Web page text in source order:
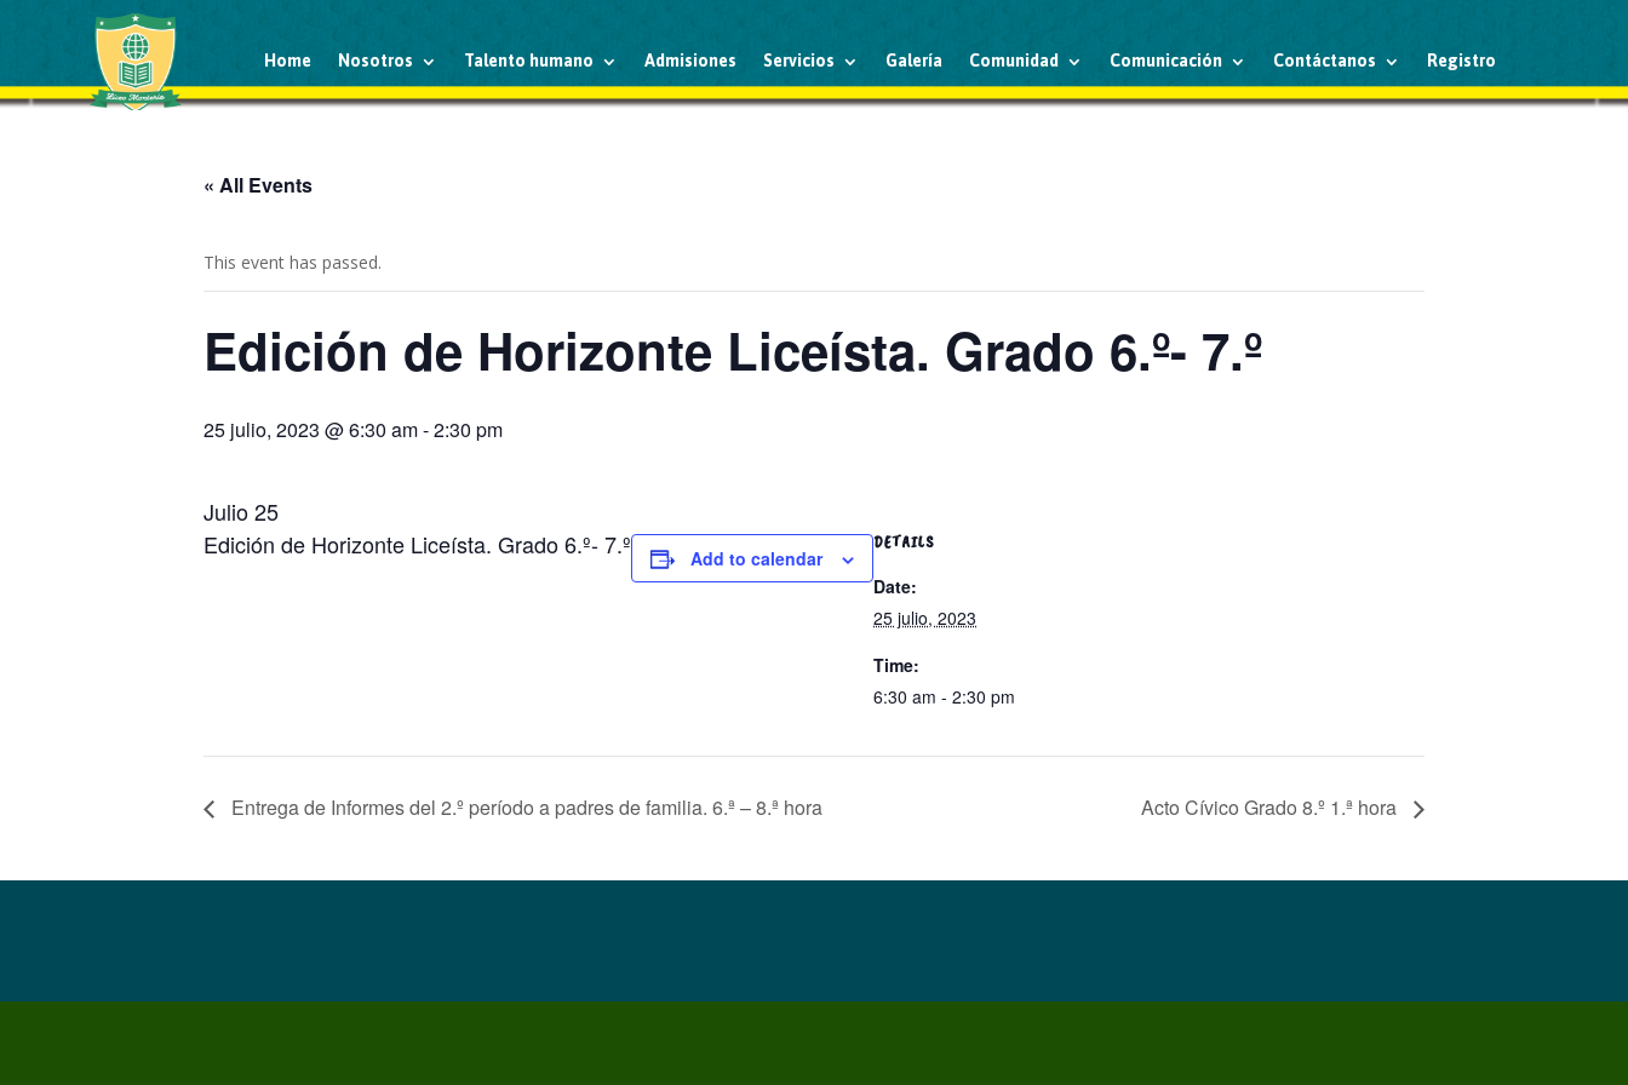
Home Nosotros Talento humano Admisiones Servicios Galería Comunidad Comunicación Contáctanos Registro
« All Events
This event has passed.
Edición de Horizonte Liceísta. Grado 6.º- 7.º
25 julio, 2023 @ 6:30 am-2:30 pm
Julio 25
Edición de Horizonte Liceísta. Grado 6.º- 7.º
Add to calendar
DETAILS
Date:
25 julio, 2023
Time:
6:30 am - 2:30 pm
Entrega de Informes del 2.º período a padres de familia. 6.ª – 8.ª hora Acto Cívico Grado 8.º 1.ª hora